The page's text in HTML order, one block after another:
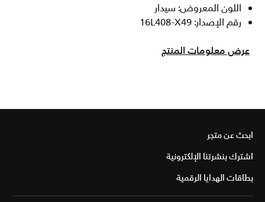
اللون المعروض: سيدار
رقم الإصدار: 16L408-X49
عرض معلومات المنتج
ابحث عن متجر
اشترك بنشرتنا الإلكترونية
بطاقات الهدايا الرقمية